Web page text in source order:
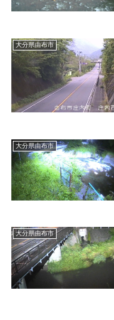
大分県由布市
大分県由布市
大分県由布市